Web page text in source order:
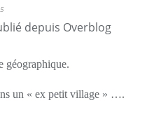
depuis Overblog
géographique.
un « ex petit village » ….